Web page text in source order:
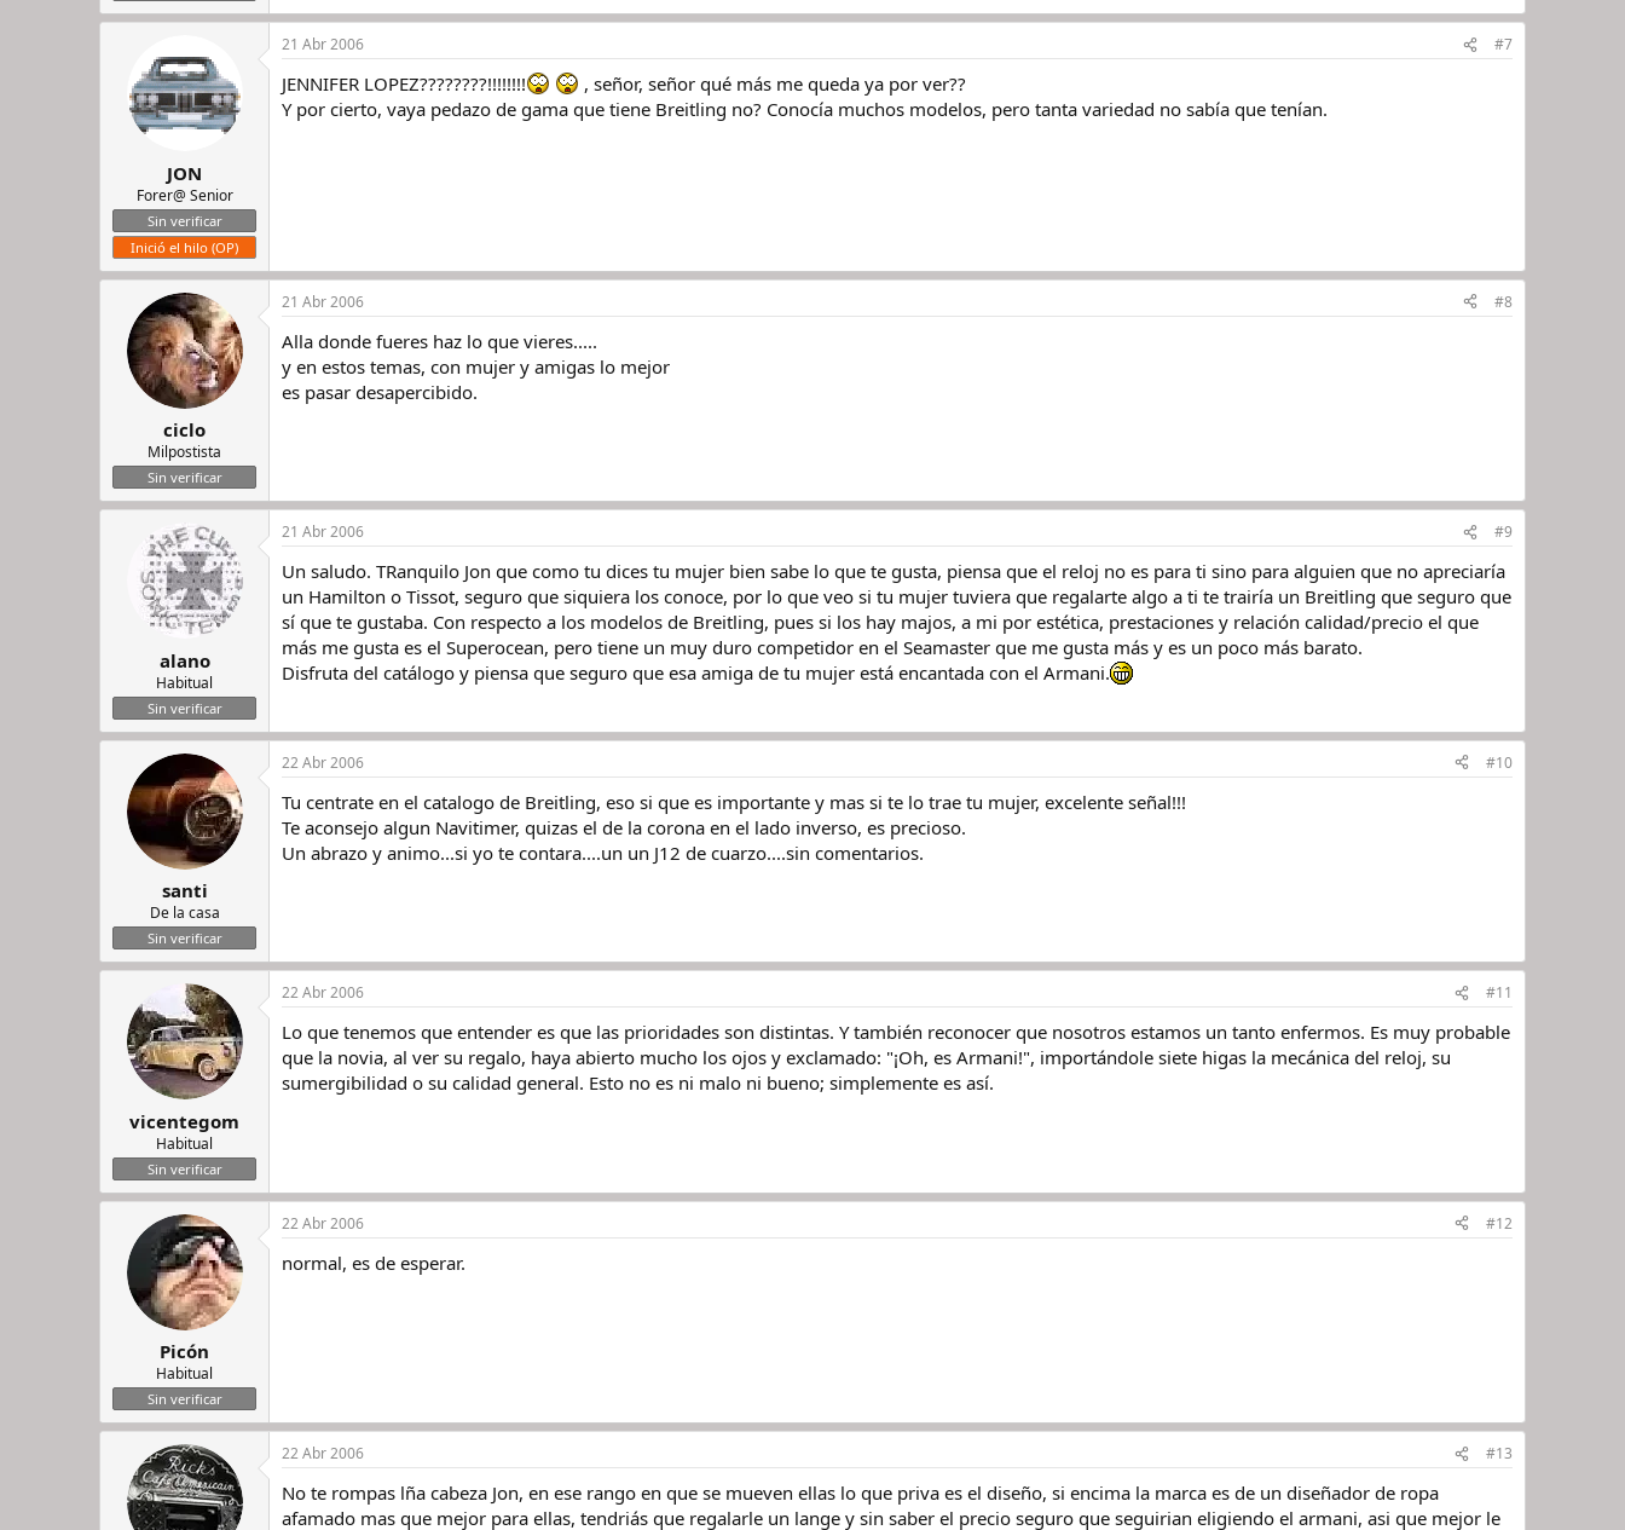
JON
Forer@ Senior
Sin verificar
Inició el hilo (OP)
21 Abr 2006 #7
JENNIFER LOPEZ????????!!!!!!!!
, señor, señor qué más me queda ya por ver??
Y por cierto, vaya pedazo de gama que tiene Breitling no? Conocía muchos modelos, pero tanta variedad no sabía que tenían.
ciclo
Milpostista
Sin verificar
21 Abr 2006 #8
Alla donde fueres haz lo que vieres.....
y en estos temas, con mujer y amigas lo mejor
es pasar desapercibido.
alano
Habitual
Sin verificar
21 Abr 2006 #9
Un saludo. TRanquilo Jon que como tu dices tu mujer bien sabe lo que te gusta, piensa que el reloj no es para ti sino para alguien que no apreciaría
un Hamilton o Tissot, seguro que siquiera los conoce, por lo que veo si tu mujer tuviera que regalarte algo a ti te trairía un Breitling que seguro que
sí que te gustaba. Con respecto a los modelos de Breitling, pues si los hay majos, a mi por estética, prestaciones y relación calidad/precio el que
más me gusta es el Superocean, pero tiene un muy duro competidor en el Seamaster que me gusta más y es un poco más barato.
Disfruta del catálogo y piensa que seguro que esa amiga de tu mujer está encantada con el Armani.
santi
De la casa
Sin verificar
22 Abr 2006 #10
Tu centrate en el catalogo de Breitling, eso si que es importante y mas si te lo trae tu mujer, excelente señal!!!
Te aconsejo algun Navitimer, quizas el de la corona en el lado inverso, es precioso.
Un abrazo y animo...si yo te contara....un un J12 de cuarzo....sin comentarios.
vicentegom
Habitual
Sin verificar
22 Abr 2006 #11
Lo que tenemos que entender es que las prioridades son distintas. Y también reconocer que nosotros estamos un tanto enfermos. Es muy probable
que la novia, al ver su regalo, haya abierto mucho los ojos y exclamado: "¡Oh, es Armani!", importándole siete higas la mecánica del reloj, su
sumergibilidad o su calidad general. Esto no es ni malo ni bueno; simplemente es así.
Picón
Habitual
Sin verificar
22 Abr 2006 #12
normal, es de esperar.
22 Abr 2006 #13
No te rompas lña cabeza Jon, en ese rango en que se mueven ellas lo que priva es el diseño, si encima la marca es de un diseñador de ropa
afamado mas que mejor para ellas, tendriás que regalarle un lange y sin saber el precio seguro que seguirian eligiendo el armani, asi que mejor le